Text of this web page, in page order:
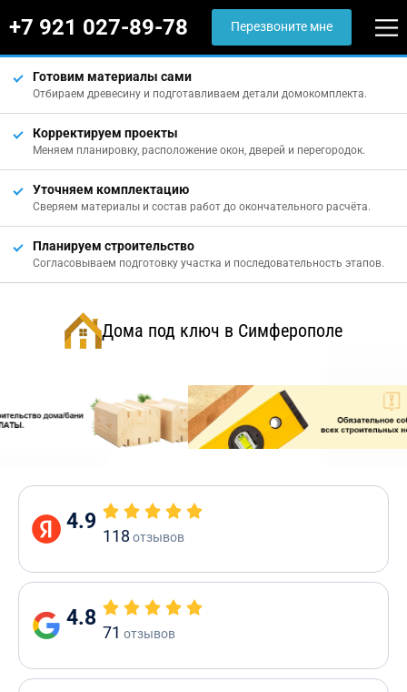
+7 921 027-89-78 Перезвоните мне
Готовим материалы сами
Отбираем древесину и подготавливаем детали домокомплекта.
Корректируем проекты
Меняем планировку, расположение окон, дверей и перегородок.
Уточняем комплектацию
Сверяем материалы и состав работ до окончательного расчёта.
Планируем строительство
Согласовываем подготовку участка и последовательность этапов.
Дома под ключ в Симферополе
4.9
118 отзывов
4.8
71 отзывов